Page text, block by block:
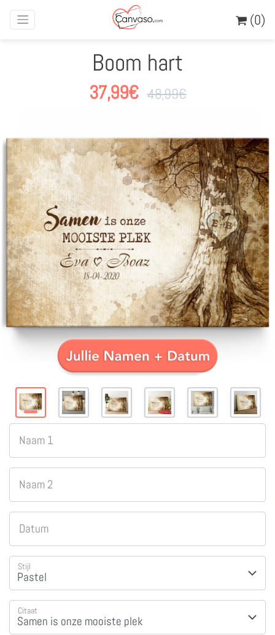
(0)
Boom hart
37,99€ 48,99€
Naam 1
Naam 2
Datum
Stijl
Citaat